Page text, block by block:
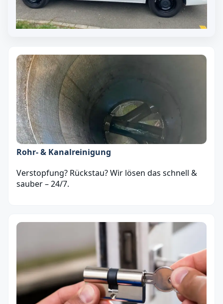
Rohr- & Kanalreinigung
Verstopfung? Rückstau? Wir lösen das schnell &
sauber – 24/7.